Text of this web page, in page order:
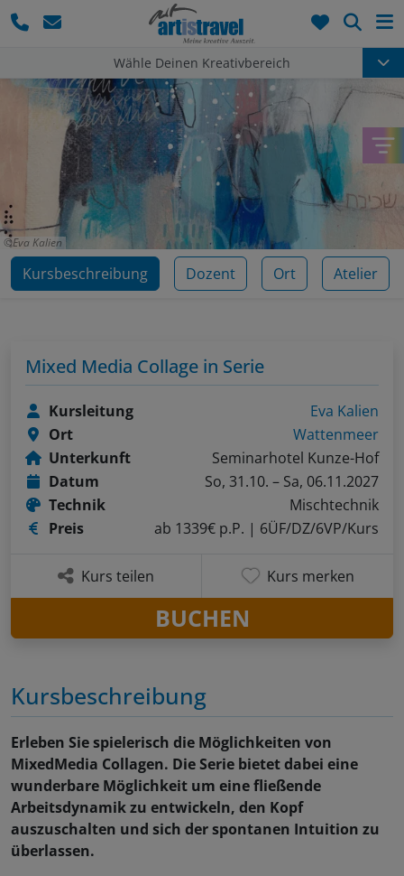
Wähle Deinen Kreativbereich
Eva Kalien
Kursbeschreibung Dozent Ort Atelier
Kursbeschreibung
Erleben Sie spielerisch die Möglichkeiten von
MixedMedia Collagen. Die Serie bietet dabei eine
wunderbare Möglichkeit um eine fließende
Arbeitsdynamik zu entwickeln, den Kopf
auszuschalten und sich der spontanen Intuition zu
überlassen.
Mixed Media Collage in Serie
Kursleitung
Eva Kalien
Ort
Wattenmeer
Unterkunft
Seminarhotel Kunze-Hof
Datum
So, 31.10. – Sa, 06.11.2027
Technik
Mischtechnik
Preis
ab 1339€ p.P. | 6ÜF/DZ/6VP/Kurs
Kurs teilen Kurs merken
BUCHEN